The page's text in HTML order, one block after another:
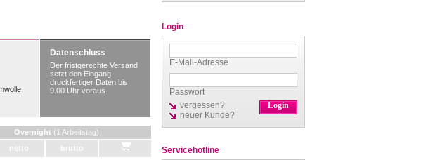
Datenschluss
Der fristgerechte Versand
setzt den Eingang
druckfertiger Daten bis
9.00 Uhr voraus.
Overnight(1 Arbeitstag)
netto
brutto
Login
E-Mail-Adresse
Passwort
vergessen?
neuer Kunde?
Servicehotline